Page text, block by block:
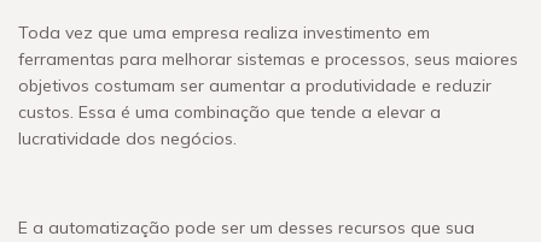
Toda vez que uma empresa realiza investimento em
ferramentas para melhorar sistemas e processos, seus maiores
objetivos costumam ser aumentar a produtividade e reduzir
custos. Essa é uma combinação que tende a elevar a
lucratividade dos negócios.
E a automatização pode ser um desses recursos que sua